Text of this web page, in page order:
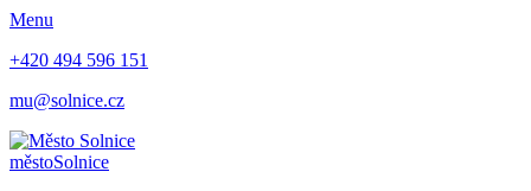
Menu
+420 494 596 151
mu@solnice.cz
městoSolnice